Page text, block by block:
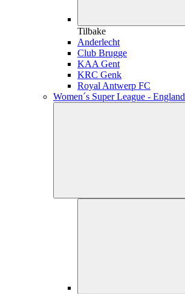
Tilbake
Anderlecht
Club Brugge
KAA Gent
KRC Genk
Royal Antwerp FC
Women´s Super League - England